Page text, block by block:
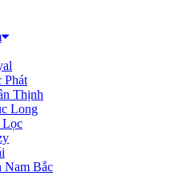
Phát
Thịnh
Long
Lọc
Nam Bắc